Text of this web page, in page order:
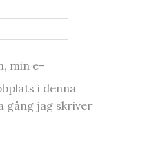
min e-
i denna
gång jag skriver